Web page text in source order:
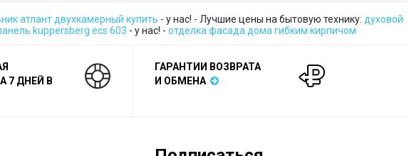
атлант двухкамерный купить - у нас! - Лучшие цены на бытовую технику: духовой
kuppersberg ecs 603 - у нас! - отделка фасада дома гибким кирпичом
7 ДНЕЙ В
ГАРАНТИИ ВОЗВРАТА
И ОБМЕНА